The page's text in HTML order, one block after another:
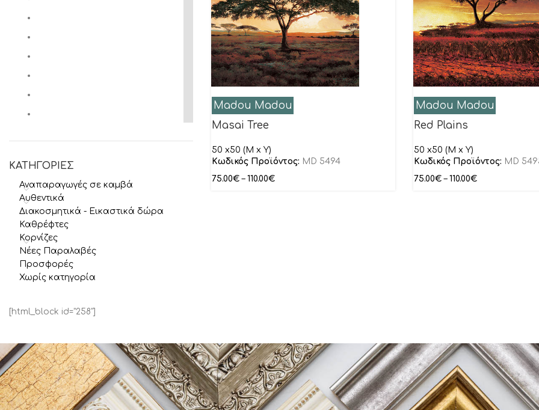
ΚΑΤΗΓΟΡΙΕΣ
Αναπαραγωγές σε καμβά
Αυθεντικά
Διακοσμητικά - Εικαστικά δώρα
Καθρέφτες
Κορνίζες
Νέες Παραλαβές
Προσφορές
Χωρίς κατηγορία
Madou Madou
Masai Tree
50 x50 (M x Y)
Κωδικός Προϊόντος: MD 5494
75.00€ – 110.00€
Madou Madou
Red Plains
50 x50 (M x Y)
Κωδικός Προϊόντος: MD
75.00€ – 110.00€
[html_block id="258"]